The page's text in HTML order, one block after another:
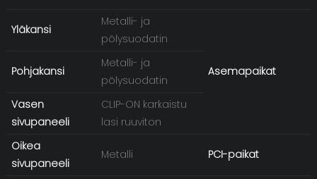
Yläkansi
Metalli- ja
pölysuodatin
Asemapaikat
Pohjakansi
Metalli- ja
pölysuodatin
Vasen
sivupaneeli
CLIP-ON karkaistu
lasi ruuviton
Oikea
sivupaneeli
Metalli PCI-paikat